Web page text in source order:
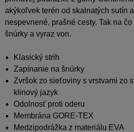
akýkoľvek terén od skalnatých sutín
nespevnené, prašné cesty. Tak na
šnúrky a vyraz von.
Klasický strih
Zapínanie na šnúrky
Zvršok zo sieťoviny s vrstvami zo
klinový jazyk
Odolnosť proti oderu
Membrána GORE-TEX
Medzipodrážka z materiálu EVA